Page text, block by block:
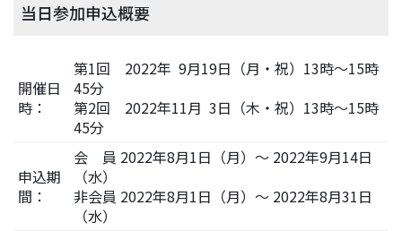
当日参加申込概要
開催日
時：
第1回 2022年 9月19日（月・祝）13時～15時
45分
第2回 2022年11月 3日（木・祝）13時～15時
45分
申込期
間：
会 員 2022年8月1日（月）～ 2022年9月14日
（水）
非会員 2022年8月1日（月）～ 2022年8月31日
（水）